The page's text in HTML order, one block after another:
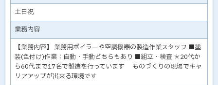
土日祝
業務内容
【業務内容】 業務用ボイラーや空調機器の製造作業スタッフ ■塗
装(色付け)作業：自動・手動どちらもあり ■組立・検査 ＊20代か
ら60代まで17名で製造を行っています ものづくりの現場でキャ
リアアップが出来る環境です